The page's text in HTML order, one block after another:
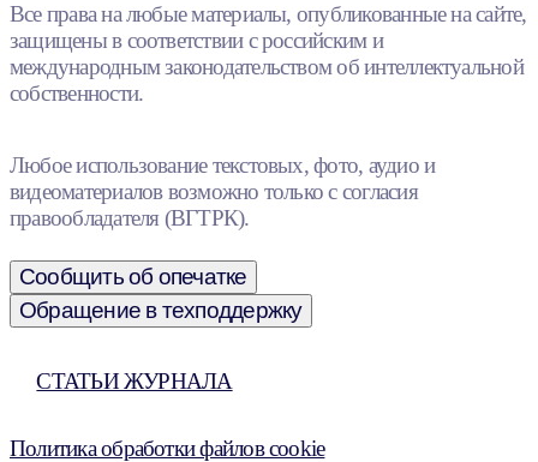
Все права на любые материалы, опубликованные на сайте,
защищены в соответствии с российским и
международным законодательством об интеллектуальной
собственности.
Любое использование текстовых, фото, аудио и
видеоматериалов возможно только с согласия
правообладателя (ВГТРК).
Сообщить об опечатке
Обращение в техподдержку
СТАТЬИ ЖУРНАЛА
Политика обработки файлов cookie